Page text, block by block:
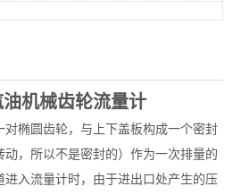
机械齿轮流量计
椭圆齿轮，与上下盖板构成一个密封
，所以不是密封的）作为一次排量的
入流量计时，由于进出口处产生的压